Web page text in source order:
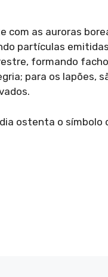
as auroras
partículas
formando
para os lapões,
ostenta o símbolo